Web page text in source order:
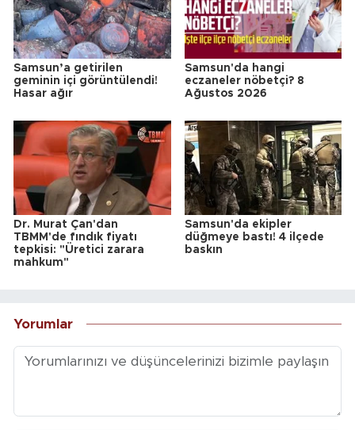
Samsun’a getirilen
geminin içi görüntülendi!
Hasar ağır
Samsun'da hangi
eczaneler nöbetçi? 8
Ağustos 2026
Dr. Murat Çan'dan
TBMM'de fındık fiyatı
tepkisi: "Üretici zarara
mahkum"
Samsun'da ekipler
düğmeye bastı! 4 ilçede
baskın
Yorumlar